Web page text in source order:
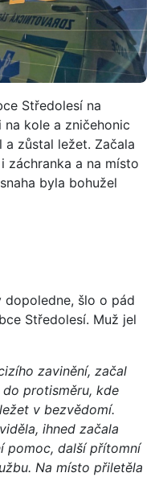
Středolesí na
na kole a zničehonic
zůstal ležet. Začala
záchranka a na místo
byla bohužel
dopoledne, šlo o pád
Středolesí. Muž jel
zavinění, začal
protisměru, kde
v bezvědomí.
ihned začala
pomoc, další přítomní
Na místo přiletěla